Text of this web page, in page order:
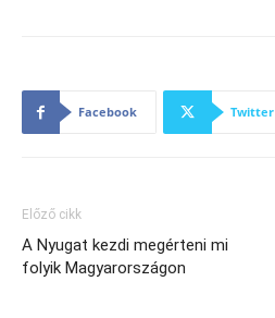
Facebook Twitter
Előző cikk
A Nyugat kezdi megérteni mi
folyik Magyarországon